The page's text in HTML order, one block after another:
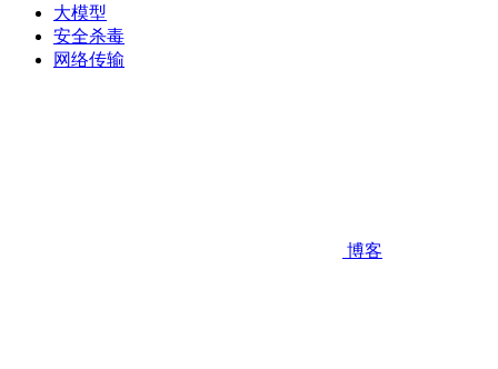
大模型
安全杀毒
网络传输
博客